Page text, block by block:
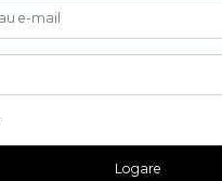
Logare